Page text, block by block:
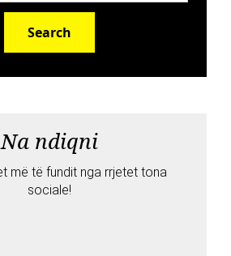
Search
Na ndiqni
më të fundit nga rrjetet tona
sociale!